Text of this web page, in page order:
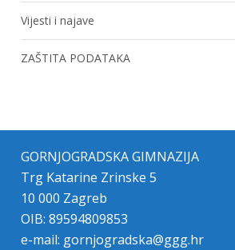
Vijesti i najave
ZAŠTITA PODATAKA
GORNJOGRADSKA GIMNAZIJA
Trg Katarine Zrinske 5
10 000 Zagreb
OIB: 89594809853
e-mail: gornjogradska@ggg.hr